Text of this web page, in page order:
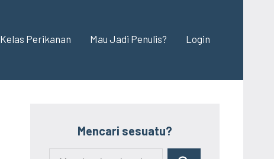
Kelas Perikanan Mau Jadi Penulis? Login
Mencari sesuatu?